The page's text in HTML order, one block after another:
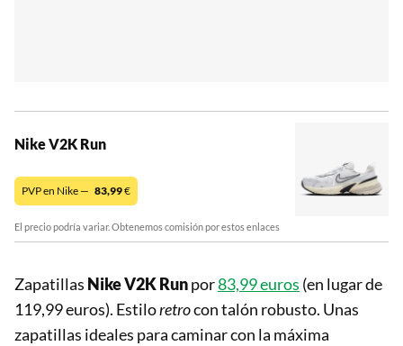
Nike V2K Run
PVP en Nike — 83,99€
El precio podría variar. Obtenemos comisión por estos enlaces
Zapatillas Nike V2K Runpor83,99 euros (en lugar de
119,99 euros). Estiloretrocon talón robusto. Unas
zapatillas ideales para caminar con la máxima